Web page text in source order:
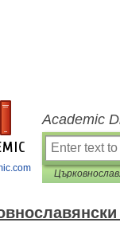
Academic